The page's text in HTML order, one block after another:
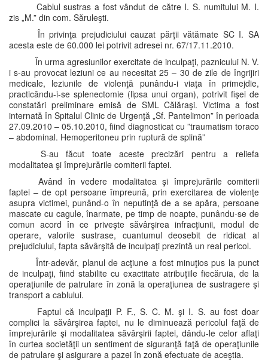
Cablul sustras a fost vândut de către I. S. numitului M. I.
zis „M.” din com. Săruleşti.
În privinţa prejudiciului cauzat părţii vătămate SC I. SA
acesta este de 60.000 lei potrivit adresei nr. 67/17.11.2010.
În urma agresiunilor exercitate de inculpaţi, paznicului N. V.
i s-au provocat leziuni ce au necesitat 25 – 30 de zile de îngrijiri
medicale, leziunile de violenţă punându-i viaţa în primejdie,
practicându-i-se splenectomie (lipsa unui organ), potrivit fişei de
constatări preliminare emisă de SML Călăraşi. Victima a fost
internată în Spitalul Clinic de Urgenţă „Sf. Pantelimon” în perioada
27.09.2010 – 05.10.2010, fiind diagnosticat cu ”traumatism toraco
– abdominal. Hemoperitoneu prin ruptură de splină”
S-au făcut toate aceste precizări pentru a reliefa
modalitatea şi împrejurările comiterii faptei.
Având în vedere modalitatea şi împrejurările comiterii
faptei – de opt persoane împreună, prin exercitarea de violenţe
asupra victimei, punând-o în neputinţă de a se apăra, persoane
mascate cu cagule, înarmate, pe timp de noapte, punându-se de
comun acord în ce priveşte săvârşirea infracţiunii, modul de
operare, valorile sustrase, cuantumul deosebit de ridicat al
prejudiciului, fapta săvârşită de inculpaţi prezintă un real pericol.
Într-adevăr, planul de acţiune a fost minuţios pus la punct
de inculpaţi, fiind stabilite cu exactitate atribuţiile fiecăruia, de la
operaţiunile de patrulare în zonă la operaţiunea de sustragere şi
transport a cablului.
Faptul că inculpaţii P. F., S. C. M. şi I. S. au fost doar
complici la săvârşirea faptei, nu le diminuează pericolul faţă de
împrejurările şi modalitatea săvârşirii faptei, dându-le celor aflaţi
în curtea societăţii un sentiment de siguranţă faţă de operaţiunile
de patrulare şi asigurare a pazei în zonă efectuate de aceştia.